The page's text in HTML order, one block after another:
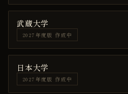
武蔵大学
2027年度版 作成中
日本大学
2027年度版 作成中